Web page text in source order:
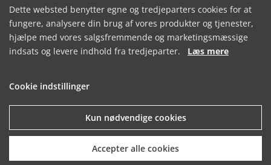
Ole Mortensøn fortæller om den amerikanske journalist
TV-tips, uge 32, 2026
Bl.a. udsendelse om Nelson Mandela
Dette websted benytter egne og tredjeparters cookies for at
fungere, analysere din brug af vores produkter og tjenester,
hjælpe med vores salgsfremmende og marketingsmæssige
indsats og levere indhold fra tredjeparter. Læs mere
Cookie indstillinger
Kun nødvendige cookies
Accepter alle cookies